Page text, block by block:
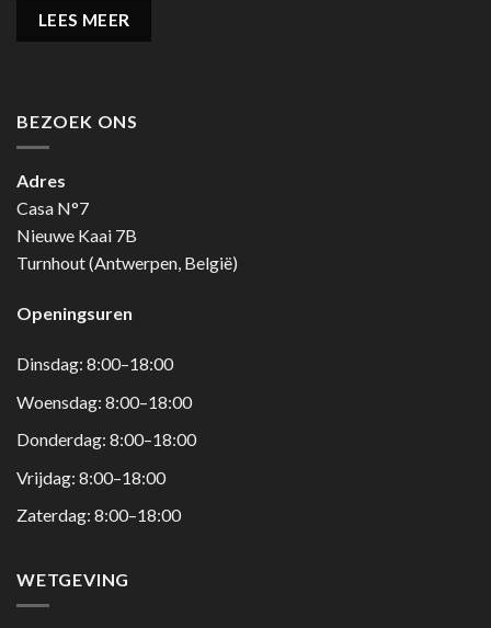
LEES MEER
BEZOEK ONS
Adres
Casa N°7
Nieuwe Kaai 7B
Turnhout (Antwerpen, België)
Openingsuren
Dinsdag: 8:00–18:00
Woensdag: 8:00–18:00
Donderdag: 8:00–18:00
Vrijdag: 8:00–18:00
Zaterdag: 8:00–18:00
WETGEVING